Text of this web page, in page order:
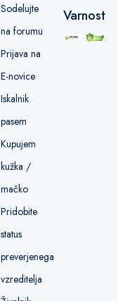
Sodelujte
na forumu
Prijava na
E-novice
Iskalnik
pasem
Kupujem
kužka /
mačko
Pridobite
status
preverjenega
vzreditelja
Varnost